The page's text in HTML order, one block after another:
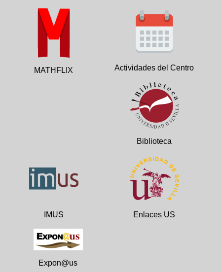
MATHFLIX Actividades del Centro
Biblioteca
IMUS Enlaces US
Expon@us